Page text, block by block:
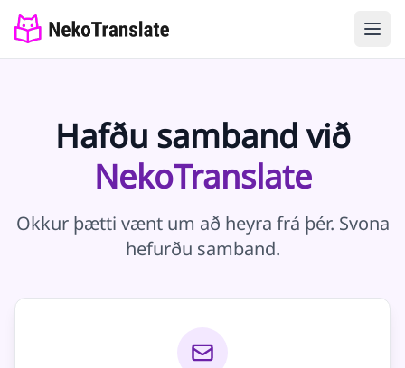
Hafðu samband við
NekoTranslate
Okkur þætti vænt um að heyra frá þér. Svona
hefurðu samband.